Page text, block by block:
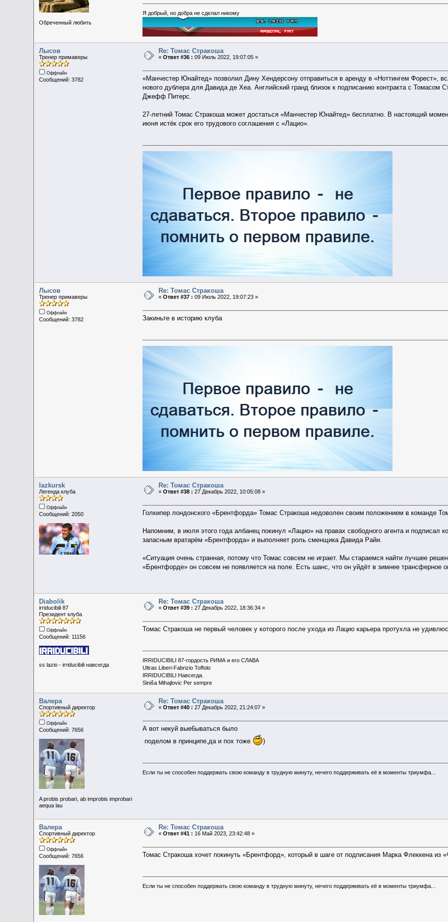
Обреченный любить
Я добрый, но добра не сделал никому
Лысов
Тренер примаверы
Оффлайн
Сообщений: 3782
Re: Томас Стракоша
«Ответ #36 : 09 Июль 2022, 19:07:05 »
«Манчестер Юнайтед» позволил Дину Хендерсону отправиться в аренду в «Ноттингем Форест»,
нового дублера для Давида де Хеа. Английский гранд близок к подписанию контракта с
Джефф Питерс.
27-летний Томас Стракоша может достаться «Манчестер Юнайтед» бесплатно. В настоящий
июня истёк срок его трудового соглашения с «Лацио».
Лысов
Тренер примаверы
Оффлайн
Сообщений: 3782
Re: Томас Стракоша
«Ответ #37 : 09 Июль 2022, 19:07:23 »
Закиньте в историю клуба
lazkursk
Легенда клуба
Оффлайн
Сообщений: 2050
Re: Томас Стракоша
«Ответ #38 : 27 Декабрь 2022, 10:05:08 »
Голкипер лондонского «Брентфорда» Томас Стракоша недоволен своим положением в команде
Напомним, в июля этого года албанец покинул «Лацио» на правах свободного агента и подписал
запасным вратарём «Брентфорда» и выполняет роль сменщика Давида Райи.
«Ситуация очень странная, потому что Томас совсем не играет. Мы стараемся найти лучшее
«Брентфорде» он совсем не появляется на поле. Есть шанс, что он уйдёт в зимнее трансферное
Diabolik
irriducibili 87
Президент клуба
Оффлайн
Сообщений: 11156
ss lazio - irriducibili навсегда
Re: Томас Стракоша
«Ответ #39 : 27 Декабрь 2022, 18:36:34 »
Томас Стракоша не первый человек у которого после ухода из Лацио карьера протухла не
IRRIDUCIBILI 87-гордость РИМА и его СЛАВА
Ultras Liberi-Fabrizio Toffolo
IRRIDUCIBILI Навсегда.
Siniša Mihajlovic Per sempre
Валера
Спортивный директор
Оффлайн
Сообщений: 7656
A probis probari, ab improbis improbari
aequa lau
Re: Томас Стракоша
«Ответ #40 : 27 Декабрь 2022, 21:24:07 »
А вот некуй вые6ываться было
поделом в принципе,да и пох тоже
)
Если ты не способен поддержать свою команду в трудную минуту, нечего поддерживать её в моменты триумфа...
Валера
Спортивный директор
Оффлайн
Сообщений: 7656
Re: Томас Стракоша
«Ответ #41 : 16 Май 2023, 23:42:48 »
Томас Стракоша хочет покинуть «Брентфорд», который в шаге от подписания Марка Флеккена из
Если ты не способен поддержать свою команду в трудную минуту, нечего поддерживать её в моменты триумфа...